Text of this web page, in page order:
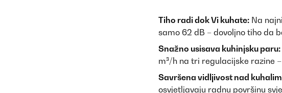
Tiho radi dok Vi kuhate: Na
samo 62 dB – dovoljno tiho da
Snažno usisava kuhinjsku paru:
m³/h na tri regulacijske razine
Savršena vidljivost nad
osvjetljavaju radnu površinu